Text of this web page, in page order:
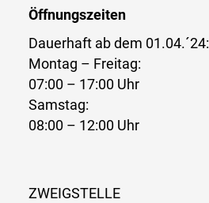
Öffnungszeiten
Dauerhaft ab dem 01.04.´24:
Montag – Freitag:
07:00 – 17:00 Uhr
Samstag:
08:00 – 12:00 Uhr
ZWEIGSTELLE